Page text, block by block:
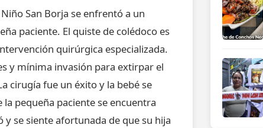
San Borja se enfrentó a un
paciente. El quiste de colédoco es
quirúrgica especializada.
y mínima invasión para extirpar el
cirugía fue un éxito y la bebé se
pequeña paciente se encuentra
se siente afortunada de que su hija